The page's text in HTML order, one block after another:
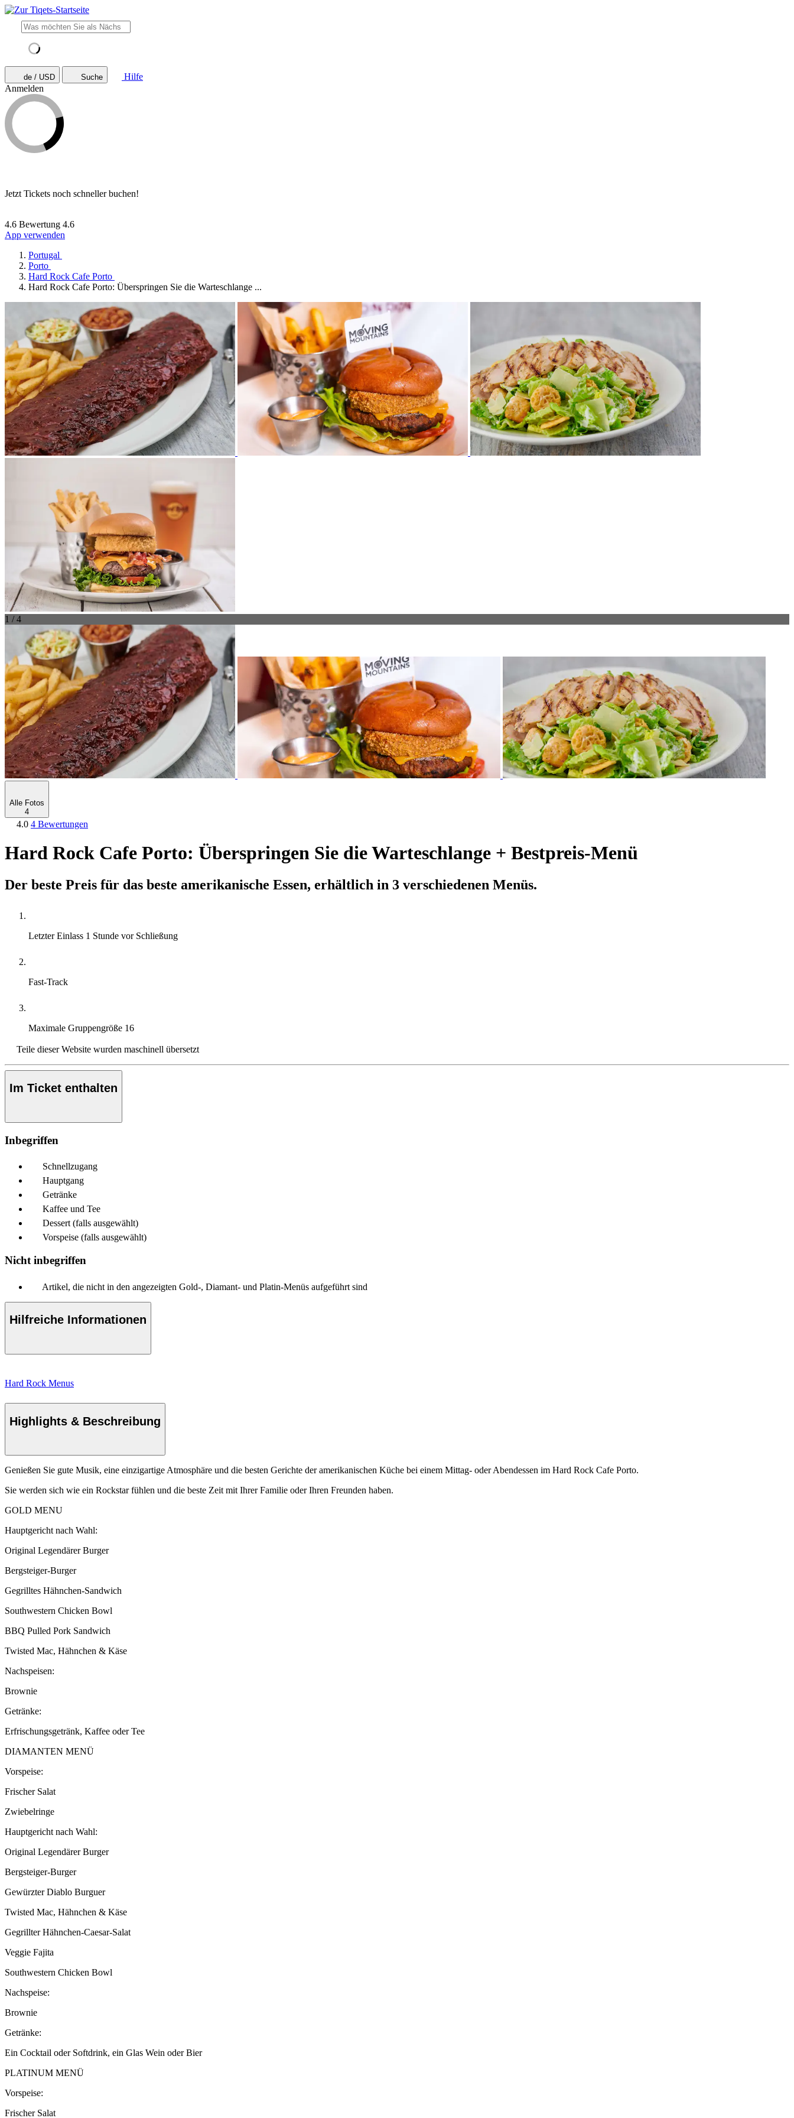
de / USD Suche
Hilfe
Anmelden
Jetzt Tickets noch schneller buchen!
4.6 Bewertung 4.6
App verwenden
Portugal
Porto
Hard Rock Cafe Porto
Hard Rock Cafe Porto: Überspringen Sie die Warteschlange ...
1 / 4
Alle Fotos
4
4.0 4 Bewertungen
Hard Rock Cafe Porto: Überspringen Sie die Warteschlange + Bestpreis-Menü
Der beste Preis für das beste amerikanische Essen, erhältlich in 3 verschiedenen Menüs.
Letzter Einlass 1 Stunde vor Schließung
Fast-Track
Maximale Gruppengröße 16
Teile dieser Website wurden maschinell übersetzt
Im Ticket enthalten
Inbegriffen
Schnellzugang
Hauptgang
Getränke
Kaffee und Tee
Dessert (falls ausgewählt)
Vorspeise (falls ausgewählt)
Nicht inbegriffen
Artikel, die nicht in den angezeigten Gold-, Diamant- und Platin-Menüs aufgeführt sind
Hilfreiche Informationen
Hard Rock Menus
Highlights & Beschreibung
Genießen Sie gute Musik, eine einzigartige Atmosphäre und die besten Gerichte der amerikanischen Küche bei einem Mittag- oder Abendessen im Hard Rock Cafe Porto.
Sie werden sich wie ein Rockstar fühlen und die beste Zeit mit Ihrer Familie oder Ihren Freunden haben.
GOLD MENU
Hauptgericht nach Wahl:
Original Legendärer Burger
Bergsteiger-Burger
Gegrilltes Hähnchen-Sandwich
Southwestern Chicken Bowl
BBQ Pulled Pork Sandwich
Twisted Mac, Hähnchen & Käse
Nachspeisen:
Brownie
Getränke:
Erfrischungsgetränk, Kaffee oder Tee
DIAMANTEN MENÜ
Vorspeise:
Frischer Salat
Zwiebelringe
Hauptgericht nach Wahl:
Original Legendärer Burger
Bergsteiger-Burger
Gewürzter Diablo Burguer
Twisted Mac, Hähnchen & Käse
Gegrillter Hähnchen-Caesar-Salat
Veggie Fajita
Southwestern Chicken Bowl
Nachspeise:
Brownie
Getränke:
Ein Cocktail oder Softdrink, ein Glas Wein oder Bier
PLATINUM MENÜ
Vorspeise:
Frischer Salat